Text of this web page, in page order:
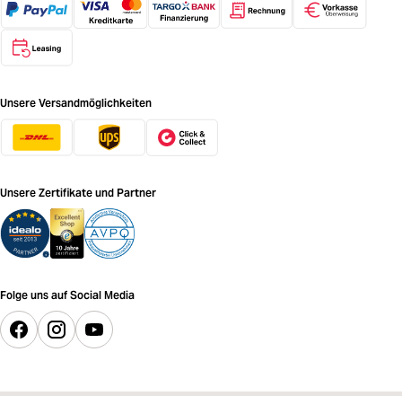
Unsere Versandmöglichkeiten
Unsere Zertifikate und Partner
Folge uns auf Social Media